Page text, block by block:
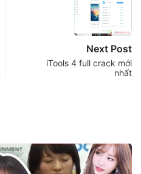
Next Post
iTools 4 full crack mới
nhất